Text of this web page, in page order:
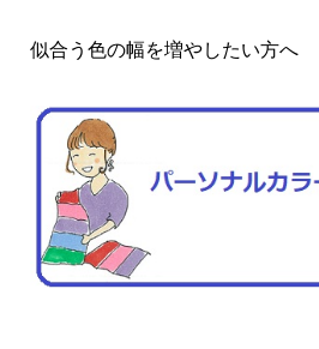
似合う色の幅を増やしたい方へ